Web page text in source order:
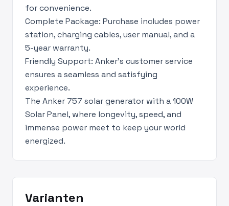
for convenience.
Complete Package: Purchase includes power
station, charging cables, user manual, and a
5-year warranty.
Friendly Support: Anker's customer service
ensures a seamless and satisfying
experience.
The Anker 757 solar generator with a 100W
Solar Panel, where longevity, speed, and
immense power meet to keep your world
energized.
Varianten